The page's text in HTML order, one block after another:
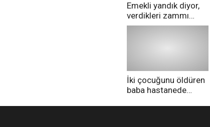
Emekli yandık diyor,
verdikleri zammı
pazarda geri aldılar!
İki çocuğunu öldüren
baba hastanede